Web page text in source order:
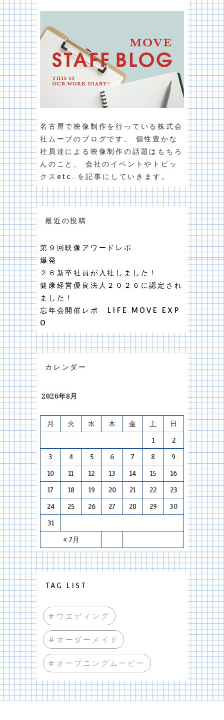
名古屋で映像制作を行っている株式会
社ムーブのブログです。 個性豊かな
社員達による映像制作の話題はもちろ
んのこと、 会社のイベントやトピッ
クスetc..を記事にしていきます。
最近の投稿
第９回映像アワードレポ
爆発
２６新卒社員が入社しました！
健康経営優良法人２０２６に認定され
ました！
忘年会開催レポ LIFE MOVE EXP
O
カレンダー
2026年8月
月 火 水 木 金 土 日
« 7月
1 2
3 4 5 6 7 8 9
10 11 12 13 14 15 16
17 18 19 20 21 22 23
24 25 26 27 28 29 30
31
TAG LIST
#ウエディング
#オーダーメイド
#オープニングムービー